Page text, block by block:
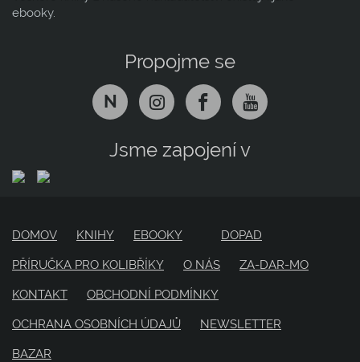
ebooky.
Propojme se
N
Jsme zapojení v
DOMOV KNIHY EBOOKY DOPAD
PŘÍRUČKA PRO KOLIBŘÍKY O NÁS ZA-DAR-MO
KONTAKT OBCHODNÍ PODMÍNKY
OCHRANA OSOBNÍCH ÚDAJŮ NEWSLETTER
BAZAR